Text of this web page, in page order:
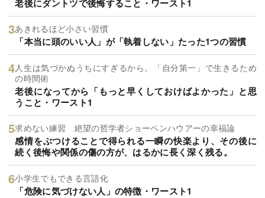
老後にダントツで後悔すること・ワースト1
あきれるほど小さい習慣
「本当に頭のいい人」が「執着しない」たった1つの習慣
人生は気づかぬうちにすぎるから。「自分第一」で生きるため
の時間術
老後になってから「もっと早くしておけばよかった」と思
うこと・ワースト1
求めない練習 絶望の哲学者ショーペンハウアーの幸福論
感情をぶつけることで得られる一瞬の快楽より、その後に
続く後悔や関係の傷の方が、はるかに長く深く残る。
小学生でもできる言語化
「危険に気づけない人」の特徴・ワースト1